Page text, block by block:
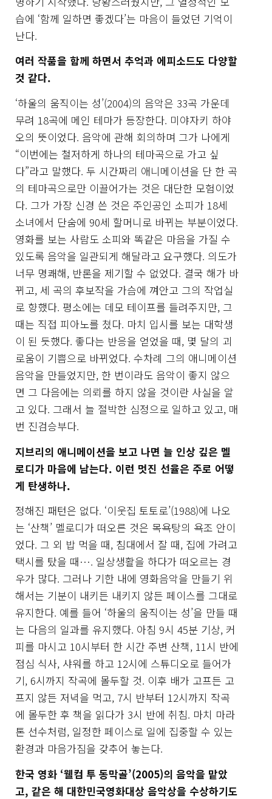
습에 ‘함께 일하면 좋겠다’는 마음이 들었던 기억이
난다.
여러 작품을 함께 하면서 추억과 에피소드도 다양할
것 같다.
‘하울의 움직이는 성’(2004)의 음악은 33곡 가운데
무려 18곡에 메인 테마가 등장한다. 미야자키 하야
오의 뜻이었다. 음악에 관해 회의하며 그가 나에게
“이번에는 철저하게 하나의 테마곡으로 가고 싶
다”라고 말했다. 두 시간짜리 애니메이션을 단 한 곡
의 테마곡으로만 이끌어가는 것은 대단한 모험이었
다. 그가 가장 신경 쓴 것은 주인공인 소피가 18세
소녀에서 단숨에 90세 할머니로 바뀌는 부분이었다.
영화를 보는 사람도 소피와 똑같은 마음을 가질 수
있도록 음악을 일관되게 해달라고 요구했다. 의도가
너무 명쾌해, 반론을 제기할 수 없었다. 결국 해가 바
뀌고, 세 곡의 후보작을 가슴에 껴안고 그의 작업실
로 향했다. 평소에는 데모 테이프를 들려주지만, 그
때는 직접 피아노를 쳤다. 마치 입시를 보는 대학생
이 된 듯했다. 좋다는 반응을 얻었을 때, 몇 달의 괴
로움이 기쁨으로 바뀌었다. 수차례 그의 애니메이션
음악을 만들었지만, 한 번이라도 음악이 좋지 않으
면 그 다음에는 의뢰를 하지 않을 것이란 사실을 알
고 있다. 그래서 늘 절박한 심정으로 일하고 있고, 매
번 진검승부다.
지브리의 애니메이션을 보고 나면 늘 인상 깊은 멜
로디가 마음에 남는다. 이런 멋진 선율은 주로 어떻
게 탄생하나.
정해진 패턴은 없다. ‘이웃집 토토로’(1988)에 나오
는 ‘산책’ 멜로디가 떠오른 것은 목욕탕의 욕조 안이
었다. 그 외 밥 먹을 때, 침대에서 잘 때, 집에 가려고
택시를 탔을 때…. 일상생활을 하다가 떠오르는 경
우가 많다. 그러나 기한 내에 영화음악을 만들기 위
해서는 기분이 내키든 내키지 않든 페이스를 그대로
유지한다. 예를 들어 ‘하울의 움직이는 성’을 만들 때
는 다음의 일과를 유지했다. 아침 9시 45분 기상, 커
피를 마시고 10시부터 한 시간 주변 산책, 11시 반에
점심 식사, 샤워를 하고 12시에 스튜디오로 들어가
기, 6시까지 작곡에 몰두할 것. 이후 배가 고프든 고
프지 않든 저녁을 먹고, 7시 반부터 12시까지 작곡
에 몰두한 후 책을 읽다가 3시 반에 취침. 마치 마라
톤 선수처럼, 일정한 페이스로 일에 집중할 수 있는
환경과 마음가짐을 갖추어 놓는다.
한국 영화 ‘웰컴 투 동막골’(2005)의 음악을 맡았
고, 같은 해 대한민국영화대상 음악상을 수상하기도